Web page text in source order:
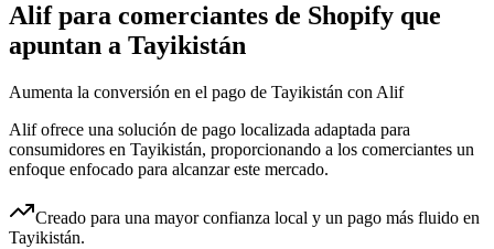
Alif para comerciantes de Shopify que
apuntan a Tayikistán
Aumenta la conversión en el pago de Tayikistán con Alif
Alif ofrece una solución de pago localizada adaptada para
consumidores en Tayikistán, proporcionando a los comerciantes un
enfoque enfocado para alcanzar este mercado.
Creado para una mayor confianza local y un pago más fluido en
Tayikistán.